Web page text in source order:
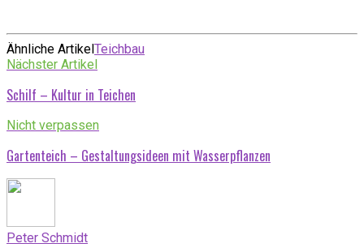
Ähnliche ArtikelTeichbau
Nächster Artikel
Schilf – Kultur in Teichen
Nicht verpassen
Gartenteich – Gestaltungsideen mit Wasserpflanzen
Peter Schmidt